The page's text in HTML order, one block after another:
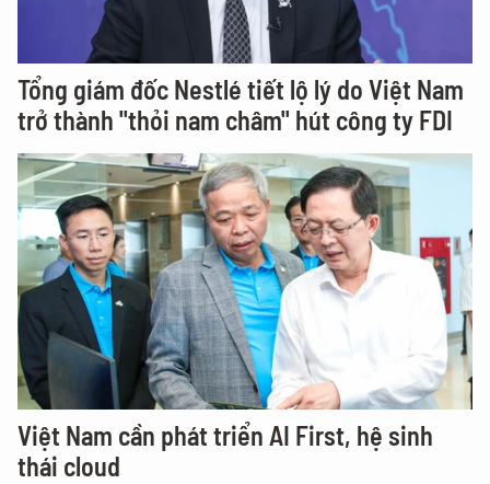
Tổng giám đốc Nestlé tiết lộ lý do Việt Nam
trở thành "thỏi nam châm" hút công ty FDI
Việt Nam cần phát triển AI First, hệ sinh
thái cloud